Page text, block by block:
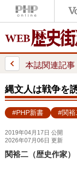
本誌関連記事
縄文人は戦争を
#PHP新書 #関裕
2019年04月17日 公開
2026年07月06日 更新
関裕二（歴史作家）